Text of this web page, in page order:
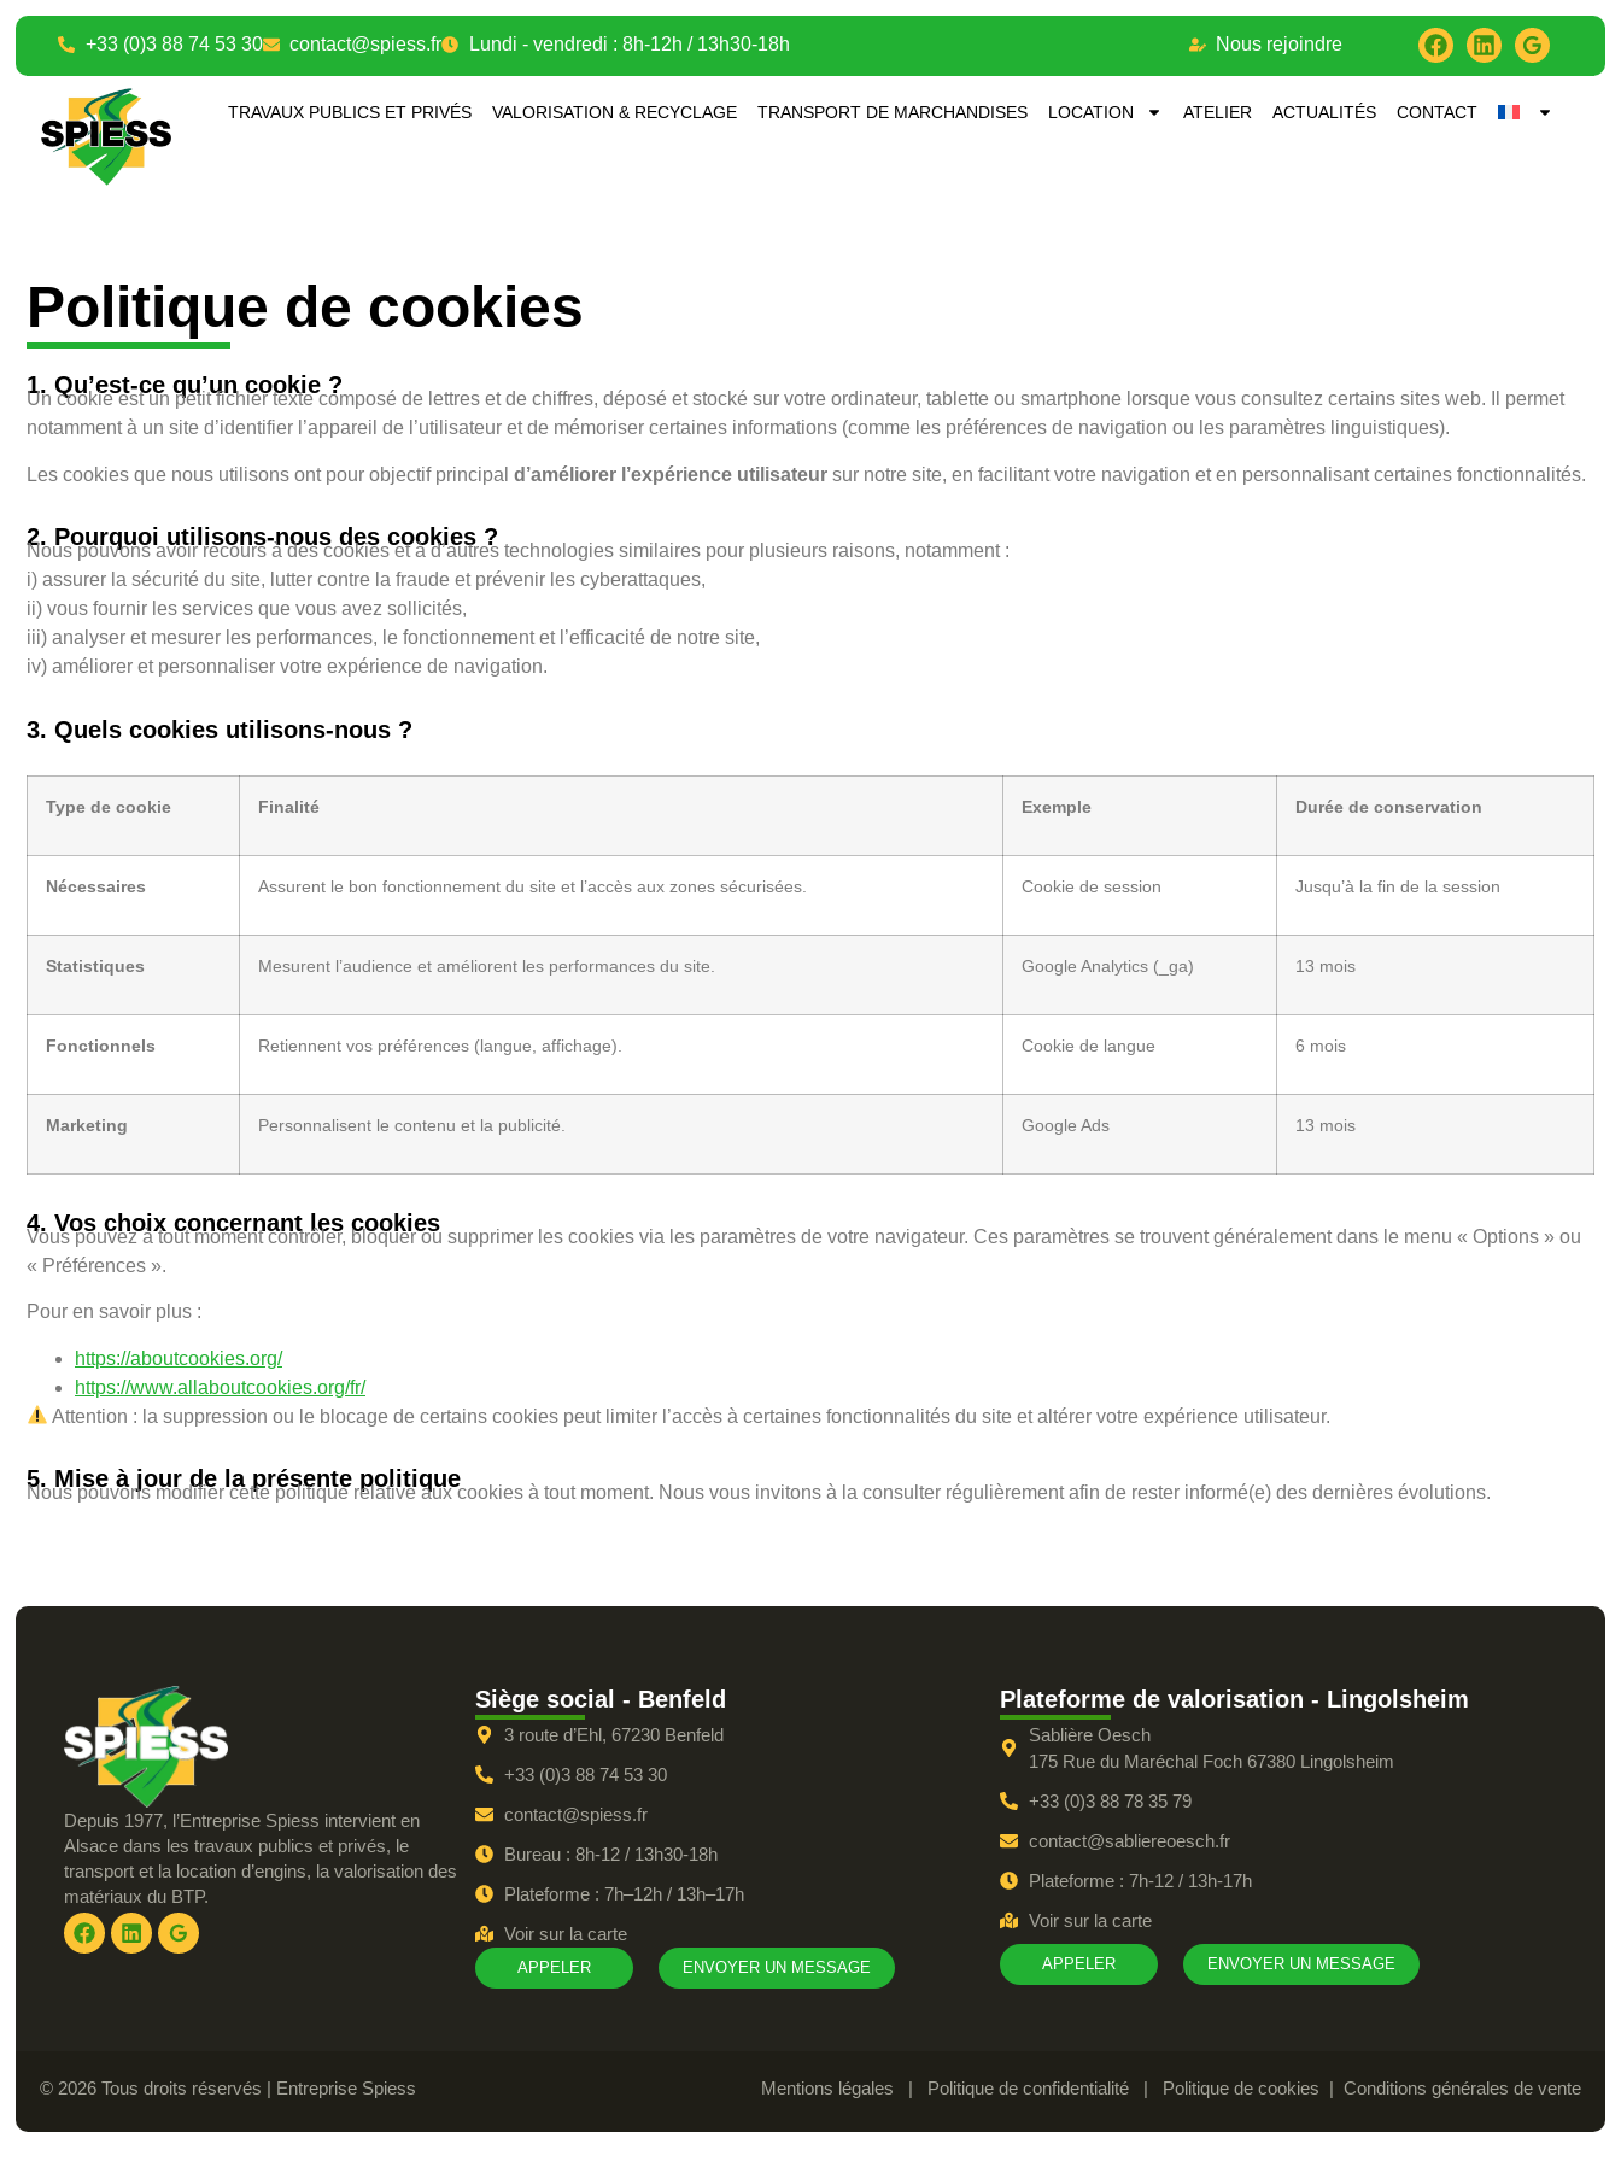
+33 (0)3 88 74 53 30 contact@spiess.fr Lundi - vendredi : 8h-12h / 13h30-18h Nous rejoindre
TRAVAUX PUBLICS ET PRIVÉS VALORISATION & RECYCLAGE TRANSPORT DE MARCHANDISES LOCATION ATELIER ACTUALITÉS CONTACT
Politique de cookies
1. Qu’est-ce qu’un cookie ?
Un cookie est un petit fichier texte composé de lettres et de chiffres, déposé et stocké sur votre ordinateur, tablette ou smartphone lorsque vous consultez certains sites web. Il permet
notamment à un site d’identifier l’appareil de l’utilisateur et de mémoriser certaines informations (comme les préférences de navigation ou les paramètres linguistiques).
Les cookies que nous utilisons ont pour objectif principal d’améliorer l’expérience utilisateur sur notre site, en facilitant votre navigation et en personnalisant certaines fonctionnalités.
2. Pourquoi utilisons-nous des cookies ?
Nous pouvons avoir recours à des cookies et à d’autres technologies similaires pour plusieurs raisons, notamment :
i) assurer la sécurité du site, lutter contre la fraude et prévenir les cyberattaques,
ii) vous fournir les services que vous avez sollicités,
iii) analyser et mesurer les performances, le fonctionnement et l’efficacité de notre site,
iv) améliorer et personnaliser votre expérience de navigation.
3. Quels cookies utilisons-nous ?
Type de cookie Finalité Exemple Durée de conservation
Nécessaires Assurent le bon fonctionnement du site et l’accès aux zones sécurisées. Cookie de session Jusqu’à la fin de la session
Statistiques Mesurent l’audience et améliorent les performances du site. Google Analytics (_ga) 13 mois
Fonctionnels Retiennent vos préférences (langue, affichage). Cookie de langue 6 mois
Marketing Personnalisent le contenu et la publicité. Google Ads 13 mois
4. Vos choix concernant les cookies
Vous pouvez à tout moment contrôler, bloquer ou supprimer les cookies via les paramètres de votre navigateur. Ces paramètres se trouvent généralement dans le menu « Options » ou
« Préférences ».
Pour en savoir plus :
https://aboutcookies.org/
https://www.allaboutcookies.org/fr/
Attention : la suppression ou le blocage de certains cookies peut limiter l’accès à certaines fonctionnalités du site et altérer votre expérience utilisateur.
5. Mise à jour de la présente politique
Nous pouvons modifier cette politique relative aux cookies à tout moment. Nous vous invitons à la consulter régulièrement afin de rester informé(e) des dernières évolutions.
Depuis 1977, l’Entreprise Spiess intervient en
Alsace dans les travaux publics et privés, le
transport et la location d’engins, la valorisation des
matériaux du BTP.
Siège social - Benfeld
3 route d’Ehl, 67230 Benfeld
+33 (0)3 88 74 53 30
contact@spiess.fr
Bureau : 8h-12 / 13h30-18h
Plateforme : 7h–12h / 13h–17h
Voir sur la carte
APPELER ENVOYER UN MESSAGE
Plateforme de valorisation - Lingolsheim
Sablière Oesch
175 Rue du Maréchal Foch 67380 Lingolsheim
+33 (0)3 88 78 35 79
contact@sabliereoesch.fr
Plateforme : 7h-12 / 13h-17h
Voir sur la carte
APPELER ENVOYER UN MESSAGE
© 2026 Tous droits réservés | Entreprise Spiess Mentions légales | Politique de confidentialité| Politique de cookies | Conditions générales de vente